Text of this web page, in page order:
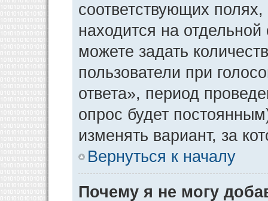
соответствующих
находится на
можете задать
пользователи при
ответа», период
опрос будет
изменять вариант, за
Вернуться к началу
Почему я не могу